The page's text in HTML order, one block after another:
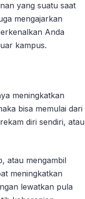
yang suatu saat
mengajarkan
Anda
kampus.
meningkatkan
bisa memulai dari
diri sendiri, atau
atau mengambil
meningkatkan
lewatkan pula